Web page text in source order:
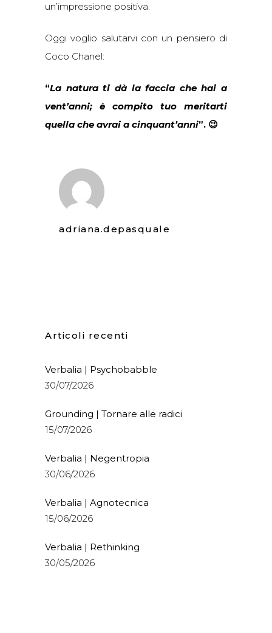
un’impressione positiva.
Oggi voglio salutarvi con un pensiero di
Coco Chanel:
“La natura ti dà la faccia che hai a
vent’anni; è compito tuo meritarti
quella che avrai a cinquant’anni”. 😉
adriana.depasquale
Articoli recenti
Verbalia | Psychobabble
30/07/2026
Grounding | Tornare alle radici
15/07/2026
Verbalia | Negentropia
30/06/2026
Verbalia | Agnotecnica
15/06/2026
Verbalia | Rethinking
30/05/2026